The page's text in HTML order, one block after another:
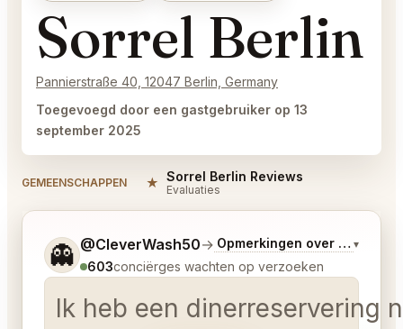
Sorrel Berlin
Pannierstraße 40, 12047 Berlin, Germany
Toegevoegd door een gastgebruiker op 13
september 2025
GEMEENSCHAPPEN ★ Sorrel Berlin Reviews
Evaluaties
👻 @CleverWash50→ Opmerkingen over Laatste
▾
603conciërges wachten op verzoeken
Ik heb een dinerreservering
Vertel me wat je wilt.